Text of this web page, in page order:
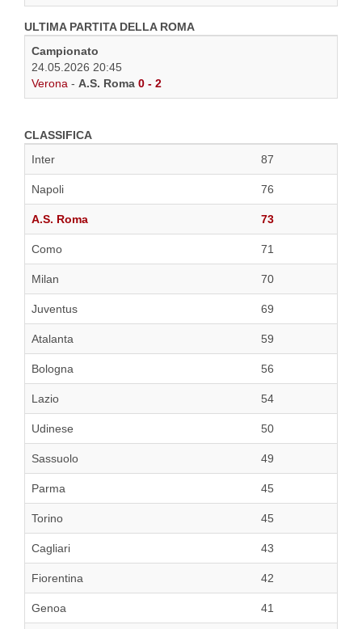
ULTIMA PARTITA DELLA ROMA
Campionato
24.05.2026 20:45
Verona - A.S. Roma 0 - 2
CLASSIFICA
Inter
87
Napoli 76
A.S. Roma 73
Como 71
Milan 70
Juventus 69
Atalanta 59
Bologna 56
Lazio 54
Udinese 50
Sassuolo 49
Parma 45
Torino 45
Cagliari 43
Fiorentina 42
Genoa 41